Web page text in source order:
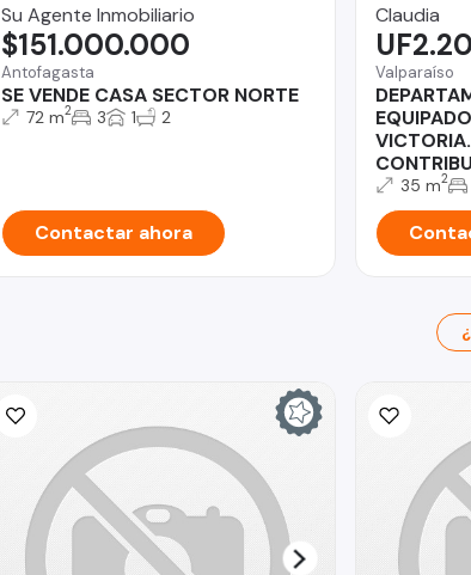
Su Agente Inmobiliario
Antofagasta
SE VENDE CASA SECTOR NORTE
$151.000.000
72 m2 3 1 2
Contactar ahora
Claudia
Valparaíso
35 m2